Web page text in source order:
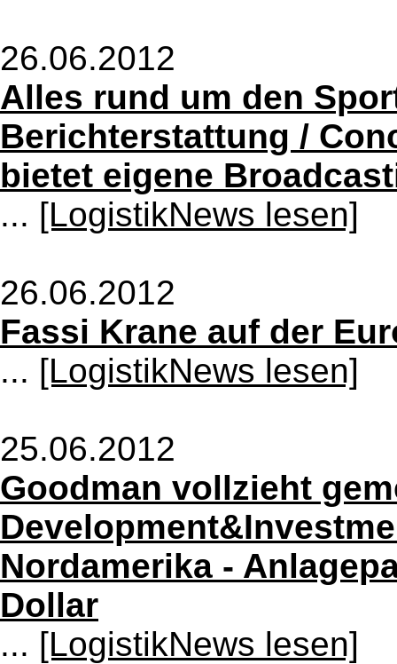
26.06.2012
Alles rund um den
Berichterstattung /
bietet eigene
... [LogistikNews lesen]
26.06.2012
Fassi Krane auf der
... [LogistikNews lesen]
25.06.2012
Goodman vollzieht
Nordamerika -
Dollar
... [LogistikNews lesen]